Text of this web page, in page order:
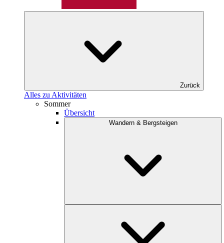
Zurück
Alles zu Aktivitäten
Sommer
Übersicht
Wandern & Bergsteigen